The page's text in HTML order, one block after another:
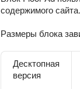
содержимого
Размеры блока
Десктопная
версия